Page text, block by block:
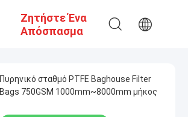
Ζητήστε Ένα
Απόσπασμα
Πυρηνικό σταθμό PTFE Baghouse Filter
Bags 750GSM 1000mm~8000mm μήκος